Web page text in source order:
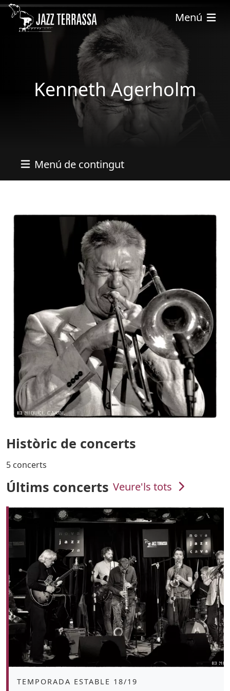
Skip to main content
Menú
Kenneth Agerholm
Menú de contingut
Imatges
Image
Històric de concerts
5 concerts
Últims concerts Veure'ls tots
Àmbit
TEMPORADA ESTABLE 18/19